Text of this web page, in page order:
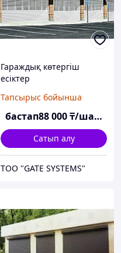
Гараждық көтергіш
есіктер
Тапсырыс бойынша
бастап88 000₸/шаршы м
Сатып алу
ТОО "GATE SYSTEMS"